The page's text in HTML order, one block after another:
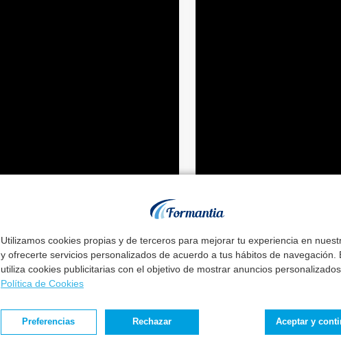
Utilizamos cookies propias y de terceros para mejorar tu experiencia en
y ofrecerte servicios personalizados de acuerdo a tus hábitos de navegación.
utiliza cookies publicitarias con el objetivo de mostrar anuncios personalizados.
Política de Cookies
Aceptar y
Rechazar
Preferencias